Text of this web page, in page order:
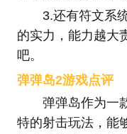
3.还有符文系
的实力，能力越大
吧。
弹弹岛2游戏点评
弹弹岛作为一
特的射击玩法，能